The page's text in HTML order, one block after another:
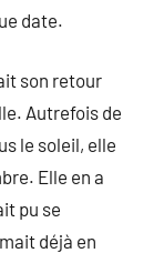
date.
son retour
Autrefois de
le soleil, elle
Elle en a
pu se
déjà en